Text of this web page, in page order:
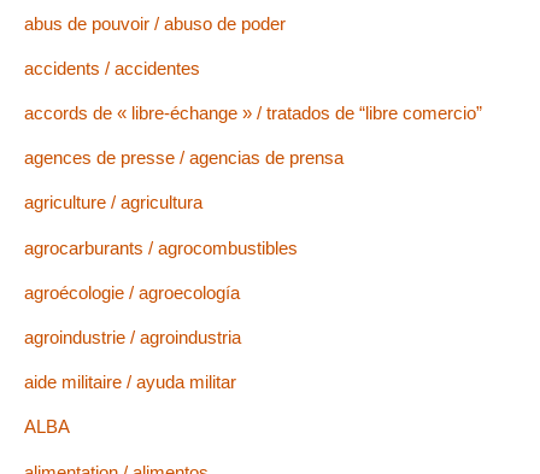
abus de pouvoir / abuso de poder
accidents / accidentes
accords de « libre-échange » / tratados de “libre comercio”
agences de presse / agencias de prensa
agriculture / agricultura
agrocarburants / agrocombustibles
agroécologie / agroecología
agroindustrie / agroindustria
aide militaire / ayuda militar
ALBA